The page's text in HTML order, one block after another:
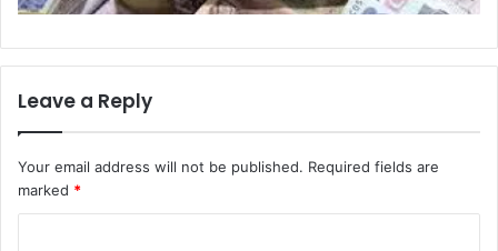
Leave a Reply
Your email address will not be published. Required fields are
marked *